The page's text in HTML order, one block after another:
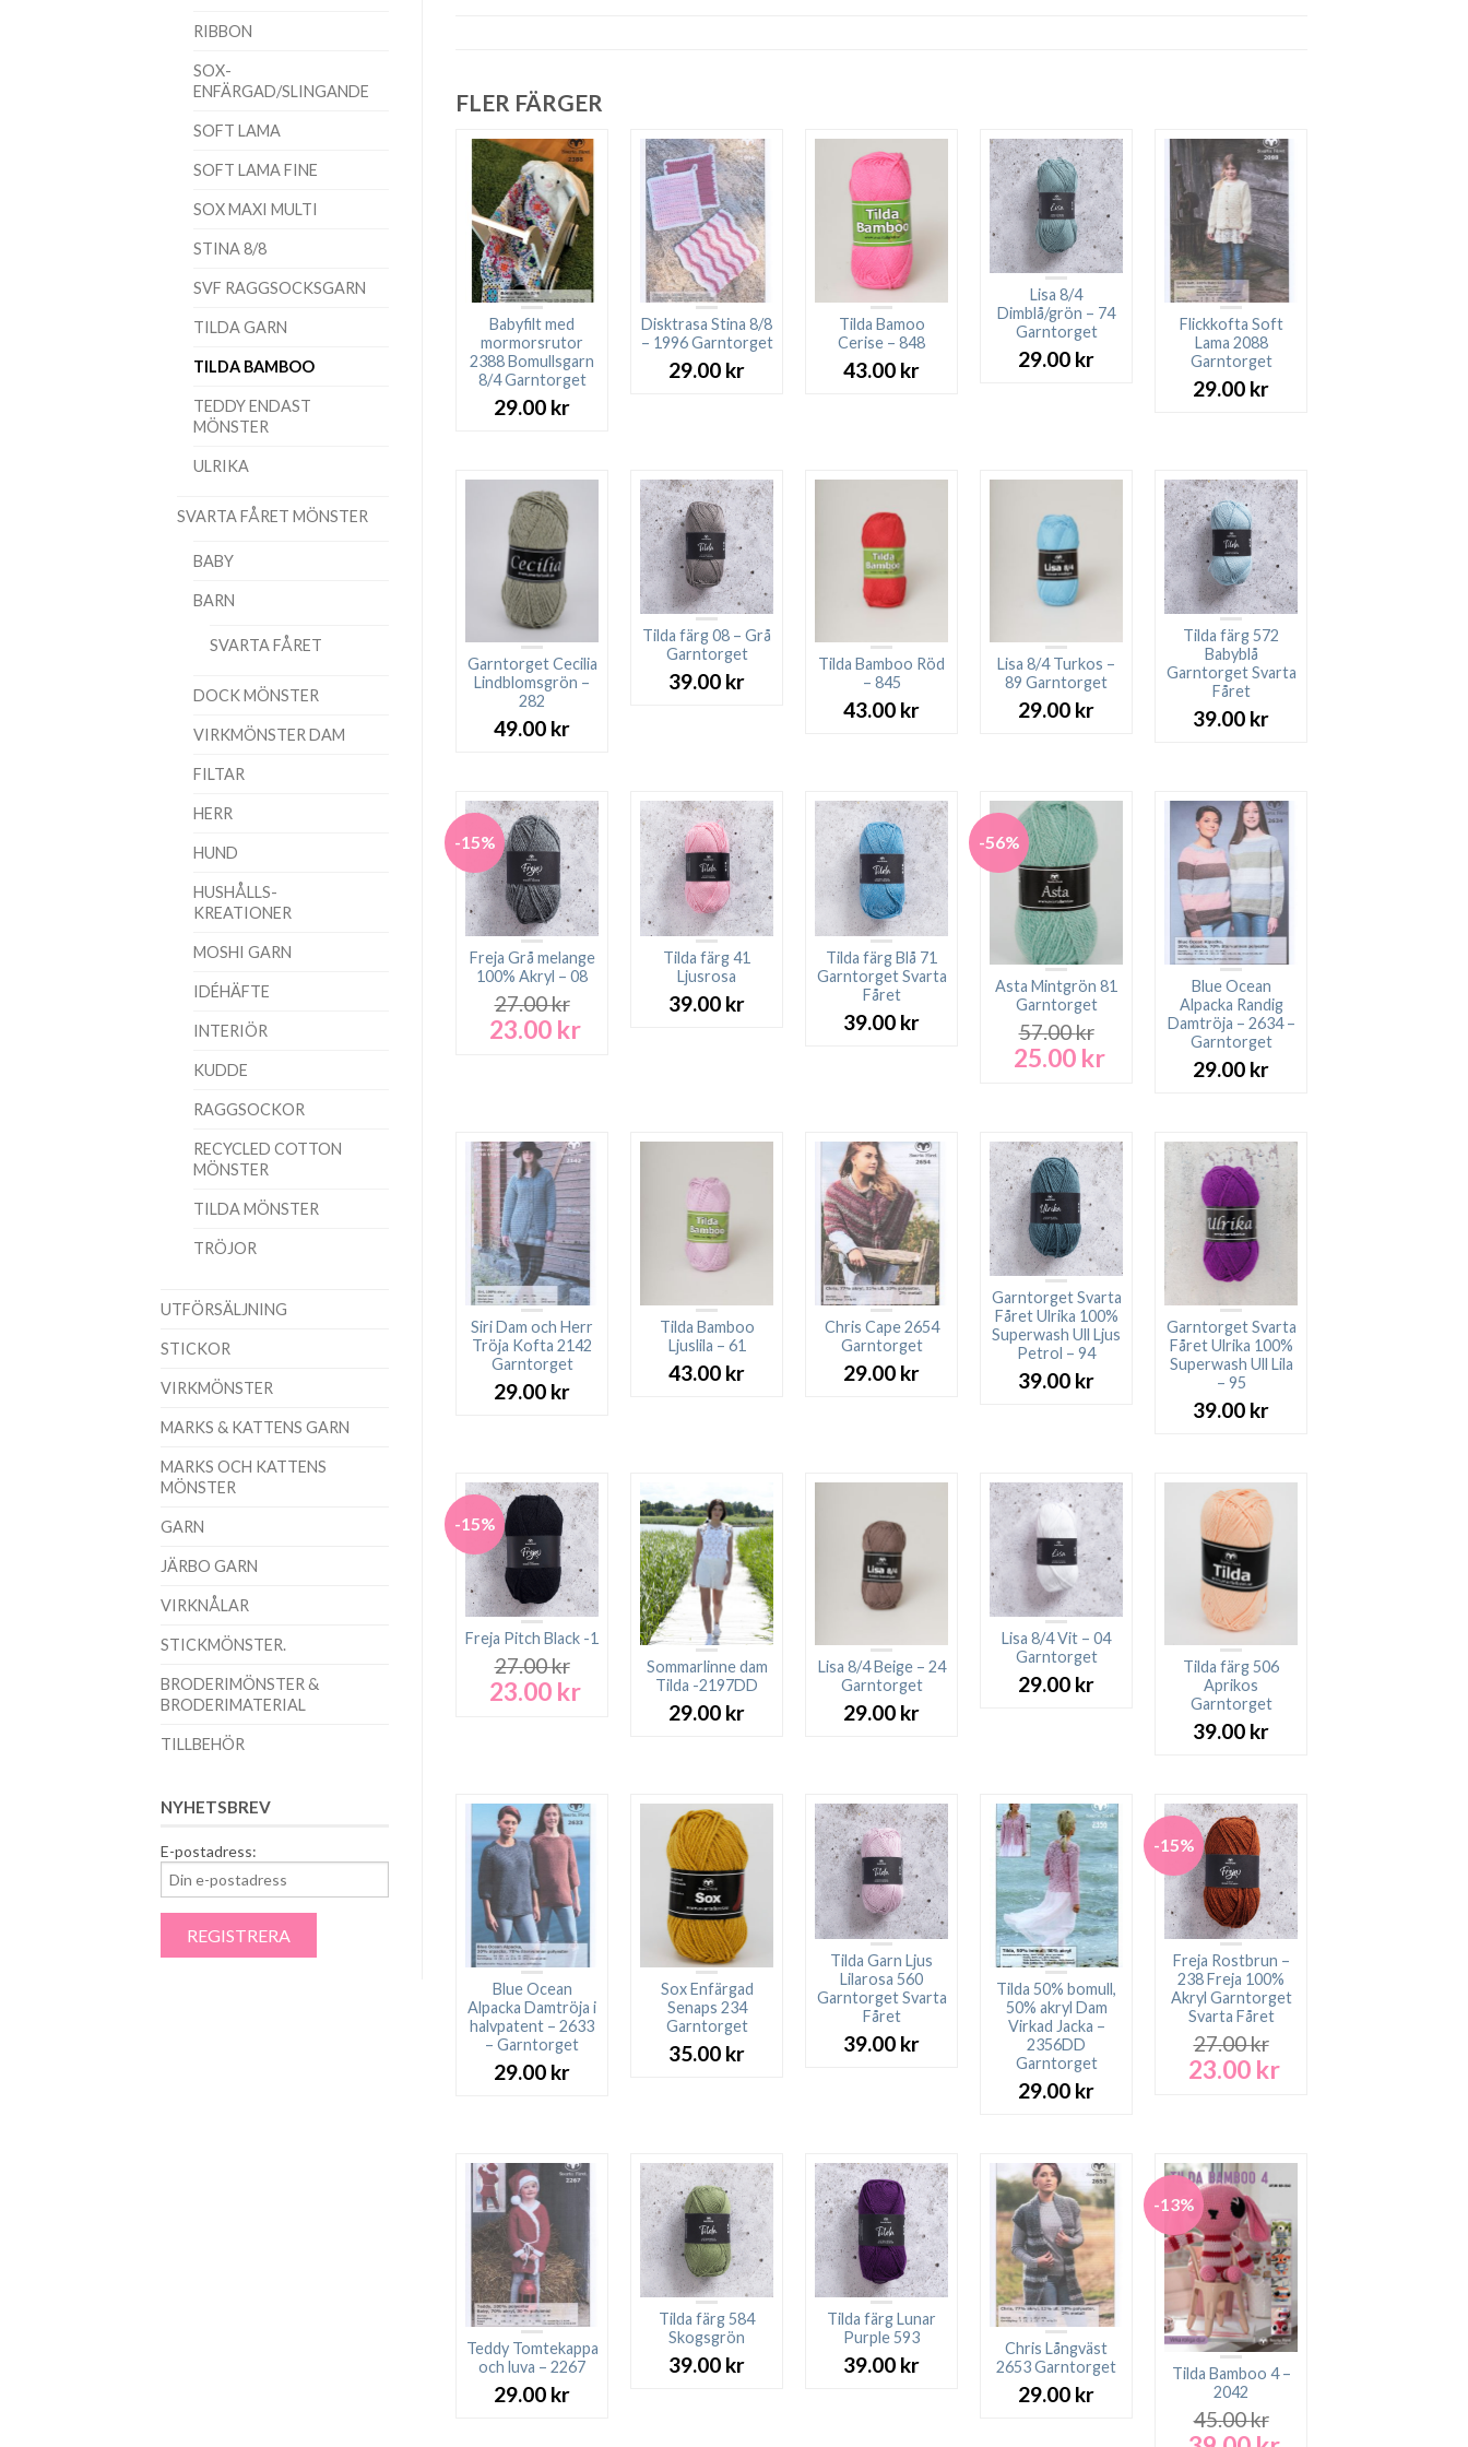
RIBBON
SOX-
ENFÄRGAD/SLINGANDE
SOFT LAMA
SOFT LAMA FINE
SOX MAXI MULTI
STINA 8/8
SVF RAGGSOCKSGARN
TILDA GARN
TILDA BAMBOO
TEDDY ENDAST
MÖNSTER
ULRIKA
SVARTA FÅRET MÖNSTER
BABY
BARN
SVARTA FÅRET
DOCK MÖNSTER
VIRKMÖNSTER DAM
FILTAR
HERR
HUND
HUSHÅLLS-
KREATIONER
MOSHI GARN
IDÉHÄFTE
INTERIÖR
KUDDE
RAGGSOCKOR
RECYCLED COTTON
MÖNSTER
TILDA MÖNSTER
TRÖJOR
UTFÖRSÄLJNING
STICKOR
VIRKMÖNSTER
MARKS & KATTENS GARN
MARKS OCH KATTENS
MÖNSTER
GARN
JÄRBO GARN
VIRKNÅLAR
STICKMÖNSTER.
BRODERIMÖNSTER &
BRODERIMATERIAL
TILLBEHÖR
NYHETSBREV
E-postadress:
FLER FÄRGER
Babyfilt med
mormorsrutor
2388 Bomullsgarn
8/4 Garntorget
29.00 kr
Disktrasa Stina 8/8
– 1996 Garntorget
29.00 kr
Tilda Bamoo
Cerise – 848
43.00 kr
Lisa 8/4
Dimblå/grön – 74
Garntorget
29.00 kr
Flickkofta Soft
Lama 2088
Garntorget
29.00 kr
Garntorget Cecilia
Lindblomsgrön –
282
49.00 kr
Tilda färg 08 – Grå
Garntorget
39.00 kr
Tilda Bamboo Röd
– 845
43.00 kr
Lisa 8/4 Turkos –
89 Garntorget
29.00 kr
Tilda färg 572
Babyblå
Garntorget Svarta
Fåret
39.00 kr
-15%
Freja Grå melange
100% Akryl – 08
27.00kr
Det
23.00 krDet
Tilda färg 41
Ljusrosa
39.00 kr
Tilda färg Blå 71
Garntorget Svarta
Fåret
39.00 kr
-56%
Asta Mintgrön 81
Garntorget
57.00kr
Det
57.00 kr.
25.00 krDet
nuvarande
25.00 kr.
Blue Ocean
Alpacka Randig
Damtröja – 2634 –
Garntorget
29.00 kr
Siri Dam och Herr
Tröja Kofta 2142
Garntorget
29.00 kr
Tilda Bamboo
Ljuslila – 61
43.00 kr
Chris Cape 2654
Garntorget
29.00 kr
Garntorget Svarta
Fåret Ulrika 100%
Superwash Ull Ljus
Petrol – 94
39.00 kr
Garntorget Svarta
Fåret Ulrika 100%
Superwash Ull Lila
– 95
39.00 kr
-15%
Freja Pitch Black -1
27.00kr
Det
23.00 krDet
nuvarande
Sommarlinne dam
Tilda -2197DD
29.00 kr
Lisa 8/4 Beige – 24
Garntorget
29.00 kr
Lisa 8/4 Vit – 04
Garntorget
29.00 kr
Tilda färg 506
Aprikos
Garntorget
39.00 kr
Blue Ocean
Alpacka Damtröja i
halvpatent – 2633
– Garntorget
29.00 kr
Sox Enfärgad
Senaps 234
Garntorget
35.00 kr
Tilda Garn Ljus
Lilarosa 560
Garntorget Svarta
Fåret
39.00 kr
Tilda 50% bomull,
50% akryl Dam
Virkad Jacka –
2356DD
Garntorget
29.00 kr
-15%
Freja Rostbrun –
238 Freja 100%
Akryl Garntorget
Svarta Fåret
27.00kr
Det
23.00 krDet
Teddy Tomtekappa
och luva – 2267
29.00 kr
Tilda färg 584
Skogsgrön
39.00 kr
Tilda färg Lunar
Purple 593
39.00 kr
Chris Långväst
2653 Garntorget
29.00 kr
-13%
Tilda Bamboo 4 –
2042
45.00kr